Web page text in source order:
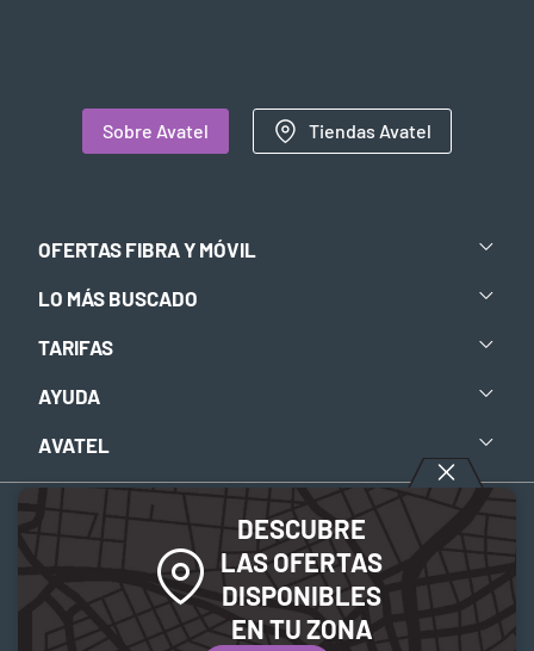
DESCUBRE
LAS OFERTAS
DISPONIBLES
EN TU ZONA
Sobre Avatel Tiendas Avatel
OFERTAS FIBRA Y MÓVIL
LO MÁS BUSCADO
TARIFAS
AYUDA
AVATEL
Política de privacidad-Política de Cookies
© 2026 Avatel Telecom. Todos los derechos reservados.